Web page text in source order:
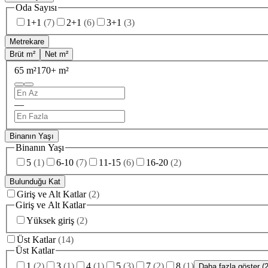
Oda Sayısı
1+1 (7) 2+1 (6) 3+1 (3)
Metrekare
Brüt m²
Net m²
65 m²170+ m²
—
Binanın Yaşı
Binanın Yaşı
5 (1) 6-10 (7) 11-15 (6) 16-20 (2)
Bulunduğu Kat
Giriş ve Alt Katlar (2)
Giriş ve Alt Katlar
Yüksek giriş (2)
Üst Katlar (14)
Üst Katlar
1 (2) 3 (1) 4 (1) 5 (3) 7 (2) 8 (1)